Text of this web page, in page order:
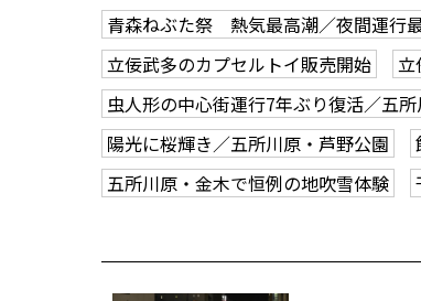
青森ねぶた祭 熱気最高潮／夜間運行
立佞武多のカプセルトイ販売開始
立
虫人形の中心街運行7年ぶり復活／五
陽光に桜輝き／五所川原・芦野公園
五所川原・金木で恒例の地吹雪体験